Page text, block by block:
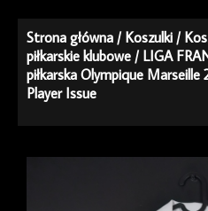
Strona główna /Koszulki /
piłkarskie klubowe /LIGA
piłkarska Olympique
Player Issue